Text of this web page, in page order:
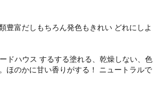
豊富だしもちろん発色もきれい どれにしよ
ドハウス するする塗れる、乾燥しない、色
ほのかに甘い香りがする！ ニュートラルで